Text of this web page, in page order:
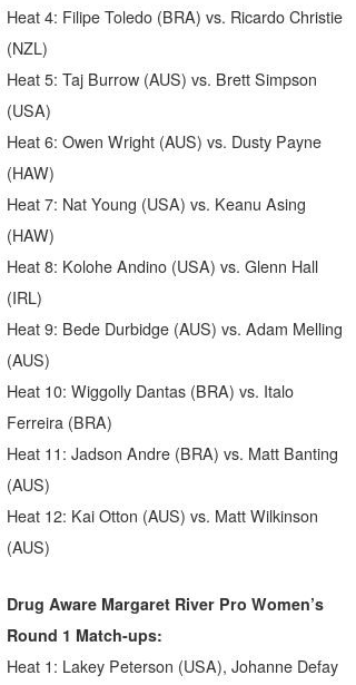
Heat 4: Filipe Toledo (BRA) vs. Ricardo Christie
(NZL)
Heat 5: Taj Burrow (AUS) vs. Brett Simpson
(USA)
Heat 6: Owen Wright (AUS) vs. Dusty Payne
(HAW)
Heat 7: Nat Young (USA) vs. Keanu Asing
(HAW)
Heat 8: Kolohe Andino (USA) vs. Glenn Hall
(IRL)
Heat 9: Bede Durbidge (AUS) vs. Adam Melling
(AUS)
Heat 10: Wiggolly Dantas (BRA) vs. Italo
Ferreira (BRA)
Heat 11: Jadson Andre (BRA) vs. Matt Banting
(AUS)
Heat 12: Kai Otton (AUS) vs. Matt Wilkinson
(AUS)
Drug Aware Margaret River Pro Women’s
Round 1 Match-ups:
Heat 1: Lakey Peterson (USA), Johanne Defay